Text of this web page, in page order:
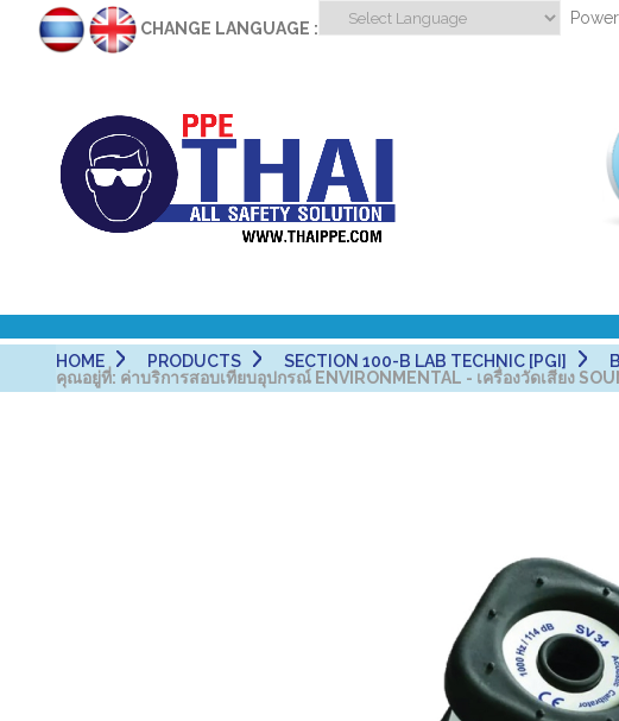
CHANGE LANGUAGE :
HOME PRODUCTS SECTION 100-B LAB TECHNIC [PGI]
คุณอยู่ที่: ค่าบริการสอบเทียบอุปกรณ์ ENVIRONMENTAL - เครื่องวัดเสียง